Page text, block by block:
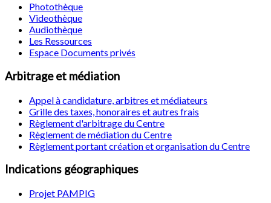
Photothèque
Videothèque
Audiothèque
Les Ressources
Espace Documents privés
Arbitrage et médiation
Appel à candidature, arbitres et médiateurs
Grille des taxes, honoraires et autres frais
Règlement d'arbitrage du Centre
Règlement de médiation du Centre
Règlement portant création et organisation du Centre
Indications géographiques
Projet PAMPIG